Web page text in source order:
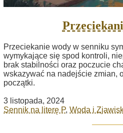
Przeciekanie wody w senniku
wymykające się spod kontroli,
brak stabilności oraz poczucie
wskazywać na nadejście zmian,
początki.
3 listopada, 2024
Sennik na literę P, Woda i